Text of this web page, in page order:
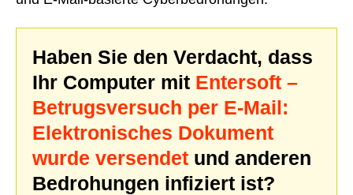
Haben Sie den Verdacht, dass
Ihr Computer mit Entersoft –
Betrugsversuch per E-Mail:
Elektronisches Dokument
wurde versendet und anderen
Bedrohungen infiziert ist?